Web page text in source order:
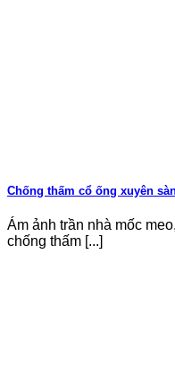
Chống thấm cổ ống xuyên
Ám ảnh trần nhà mốc
chống thấm [...]